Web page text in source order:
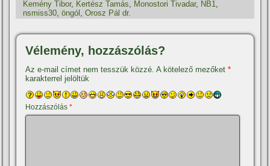
Kemény Tibor, Kertész Tamás Monostori Tivadar, NB1
nsmiss30 ,öngól ,Orosz Pál dr.
Vélemény, hozzászólás?
Az e-mail címet nem tesszük közzé. A kötelező mezőket*
karakterrel jelöltük
Hozzászólás*